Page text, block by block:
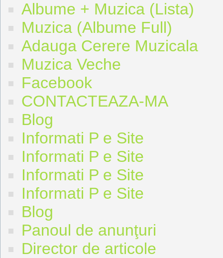
Albume + Muzica (Lista)
Muzica (Albume Full)
Adauga Cerere Muzicala
Muzica Veche
Facebook
CONTACTEAZA-MA
Blog
Informati P e Site
Informati P e Site
Informati P e Site
Informati P e Site
Blog
Panoul de anunţuri
Director de articole